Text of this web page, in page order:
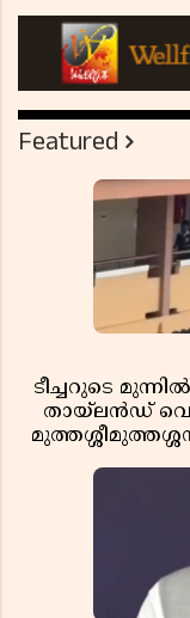
Featured
ടീച്ചറുടെ
തായ്‌ലൻഡ്